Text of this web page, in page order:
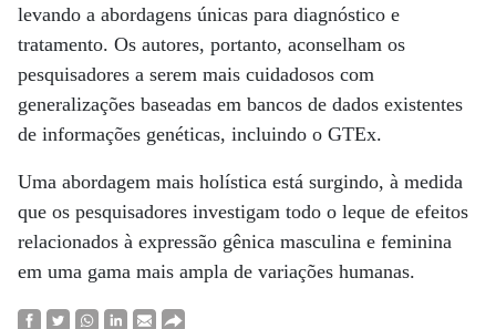
levando a abordagens únicas para diagnóstico e
tratamento. Os autores, portanto, aconselham os
pesquisadores a serem mais cuidadosos com
generalizações baseadas em bancos de dados existentes
de informações genéticas, incluindo o GTEx.
Uma abordagem mais holística está surgindo, à medida
que os pesquisadores investigam todo o leque de efeitos
relacionados à expressão gênica masculina e feminina
em uma gama mais ampla de variações humanas.